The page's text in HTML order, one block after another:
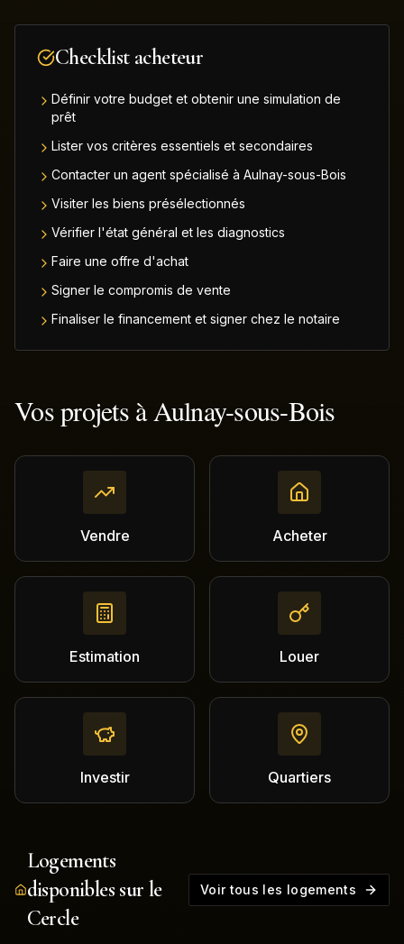
Checklist acheteur
Définir votre budget et obtenir une simulation de
prêt
Lister vos critères essentiels et secondaires
Contacter un agent spécialisé à Aulnay-sous-Bois
Visiter les biens présélectionnés
Vérifier l'état général et les diagnostics
Faire une offre d'achat
Signer le compromis de vente
Finaliser le financement et signer chez le notaire
Vos projets àAulnay-sous-Bois
Vendre Acheter
Estimation Louer
Investir Quartiers
Logements
disponibles sur le
Cercle
Voir tous les logements